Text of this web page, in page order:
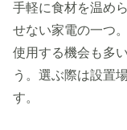
手軽に食材を温め
せない家電の一つ。
使用する機会も多
う。選ぶ際は設置
す。